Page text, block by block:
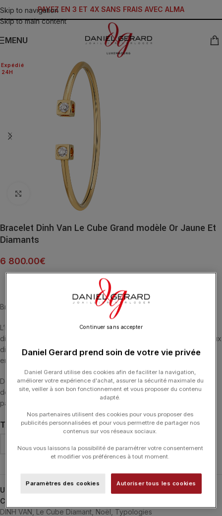
Skip to navigation
Skip to main content
PAYEZ EN 3 ET 4X SANS FRAIS AVEC ALMA
MENU
24H
Expédié
Click to enlarge
Bracelet Dinh Van Le Cube Grand modèle Or Jaune Et
Diamants
6 800.00€
Bracelet Le Cube Diamant grand modèle en or jaune et diamants.
L’iconique bracelet Le Cube Diamant s’épure de son pavage
diamants pour plus de légèreté. Comme en lévitation seuls les deux
diamants viennent parapher son allure structurée reconnaissable
entre toutes.
Des nouveautés gorgées de couleurs, de chaleur qui nous
donnent irrémédiablement envie d’accumulation avec sa version
pavée.
TAILLE
UGS :
Catégories :
DINH VAN Le Cube Diamant Noël Typologies
Daniel Gerard prend soin de votre vie privée
Daniel Gerard utilise des cookies afin de faciliter la navigation,
améliorer votre expérience d'achat, assurer la sécurité maximale du
site, veiller à son bon fonctionnement et vous proposer du contenu
adapté.
Nos partenaires utilisent des cookies pour vous proposer des
publicités personnalisées et pour vous permettre de partager nos
contenus sur vos réseaux sociaux.
Nous vous laissons la possibilité de paramétrer votre consentement
et modifier vos préférences à tout moment.
Paramètres des cookies Autoriser tous les cookies
Continuer sans accepter